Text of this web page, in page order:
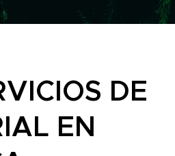
DE
EN